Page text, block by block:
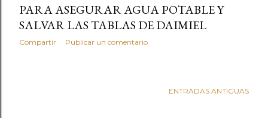
PARA ASEGURAR AGUA POTABLE Y
SALVAR LAS TABLAS DE DAIMIEL
Compartir Publicar un comentario
ENTRADAS ANTIGUAS